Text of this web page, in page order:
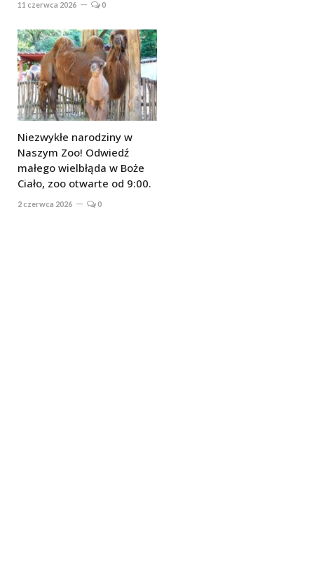
11 czerwca 2026 0
Niezwykłe narodziny w
Naszym Zoo! Odwiedź
małego wielbłąda w Boże
Ciało, zoo otwarte od 9:00.
2 czerwca 2026 0